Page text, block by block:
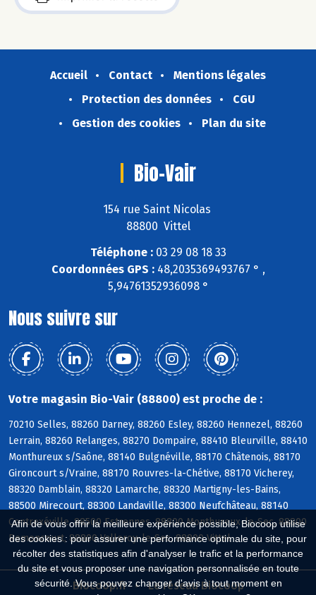
Afin de vous offrir la meilleure expérience possible, Biocoop utilise
des cookies : pour assurer une performance optimale du site, pour
récolter des statistiques afin d'analyser le trafic et la performance
du site et vous proposer une navigation personnalisée en toute
sécurité. Vous pouvez changer d'avis à tout moment en
Accueil Contact
Mentions légales
Protection des données
CGU
Gestion des cookies
Plan du site
Bio-Vair
154 rue Saint Nicolas
88800 Vittel
Téléphone :03 29 08 18 33
Coordonnées GPS :48,2035369493767 ° ,
5,94761352936098 °
Nous suivre sur
Votre magasin Bio-Vair (88800) est proche de :
70210 Selles, 88260 Darney, 88260 Esley, 88260 Hennezel, 88260
Lerrain, 88260 Relanges, 88270 Dompaire, 88410 Bleurville, 88410
Monthureux s/Saône, 88140 Bulgnéville, 88170 Châtenois, 88170
Gironcourt s/Vraine, 88170 Rouvres-la-Chétive, 88170 Vicherey,
88320 Damblain, 88320 Lamarche, 88320 Martigny-les-Bains,
88500 Mirecourt, 88300 Landaville, 88300 Neufchâteau, 88140
Contrexéville, 88500 Estrennes, 88800 Monthureux-le-Sec, 88800
Remoncourt, 88800 Valleroy-le-Sec, 88800 Vittel
Biocoop.fr Le réseau Biocoop